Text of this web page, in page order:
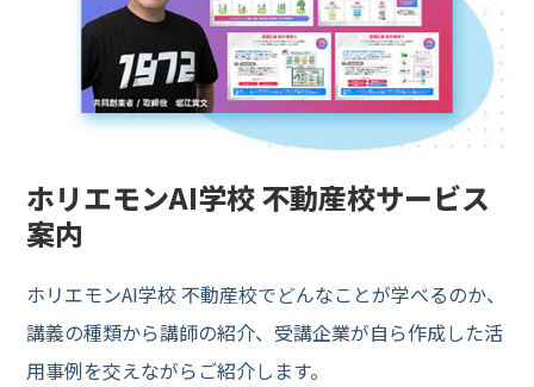
ホリエモンAI学校 不動産校サービス
案内
ホリエモンAI学校 不動産校でどんなことが学べるのか、
講義の種類から講師の紹介、受講企業が自ら作成した活
用事例を交えながらご紹介します。